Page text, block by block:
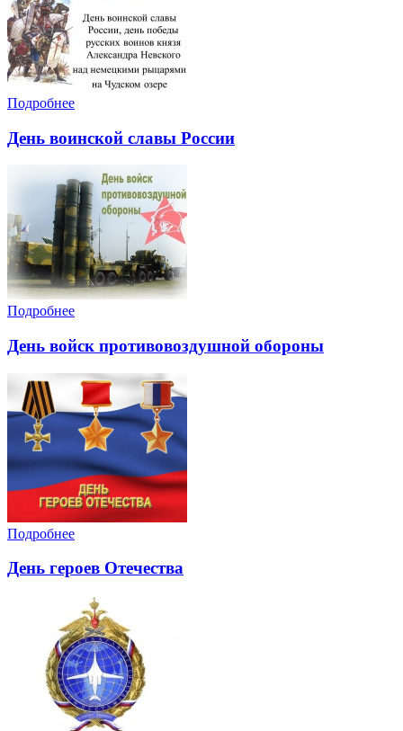
Подробнее
День воинской славы России
Подробнее
День войск противовоздушной обороны
Подробнее
День героев Отечества